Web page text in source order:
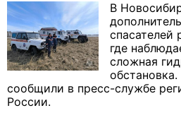
В
спасателей
где
сложная
сообщили в пресс-службе
России.